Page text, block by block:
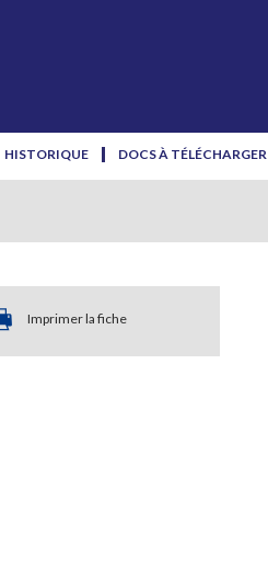
HISTORIQUE DOCS À TÉLÉCHARGER
Imprimer la fiche